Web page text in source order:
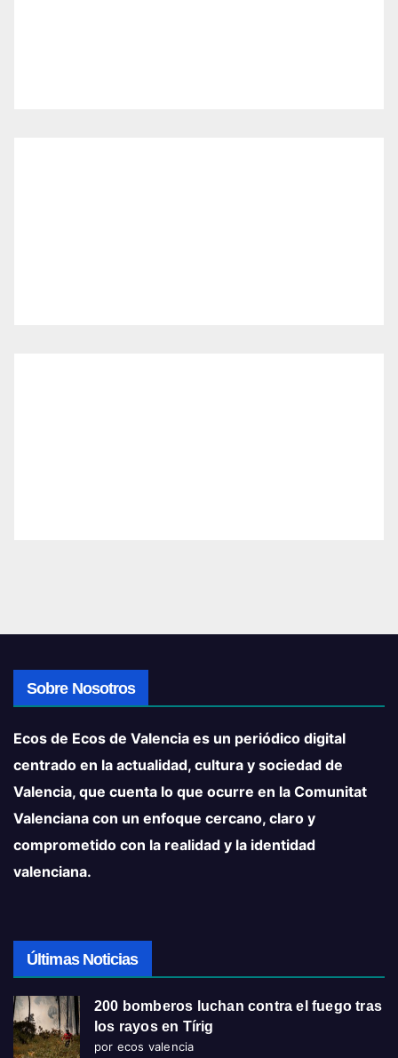
Sobre Nosotros
Ecos de Ecos de Valencia es un periódico digital
centrado en la actualidad, cultura y sociedad de
Valencia, que cuenta lo que ocurre en la Comunitat
Valenciana con un enfoque cercano, claro y
comprometido con la realidad y la identidad
valenciana.
Últimas Noticias
200 bomberos luchan contra el fuego tras
los rayos en Tírig
por ecos valencia